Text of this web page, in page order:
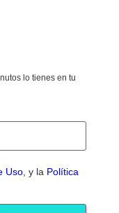
lo tienes en tu
Uso, y la Política